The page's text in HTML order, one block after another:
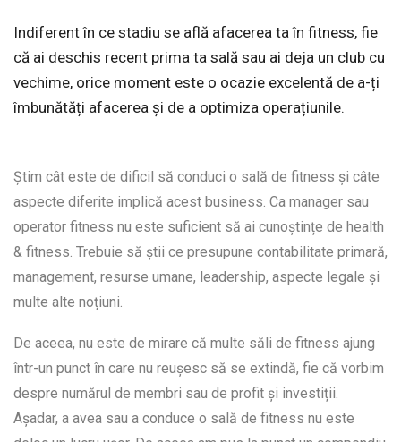
Indiferent în ce stadiu se află afacerea ta în fitness, fie
că ai deschis recent prima ta sală sau ai deja un club cu
vechime, orice moment este o ocazie excelentă de a-ți
îmbunătăți afacerea și de a optimiza operațiunile.
Știm cât este de dificil să conduci o sală de fitness și câte
aspecte diferite implică acest business. Ca manager sau
operator fitness nu este suficient să ai cunoștințe de health
& fitness. Trebuie să știi ce presupune contabilitate primară,
management, resurse umane, leadership, aspecte legale și
multe alte noțiuni.
De aceea, nu este de mirare că multe săli de fitness ajung
într-un punct în care nu reușesc să se extindă, fie că vorbim
despre numărul de membri sau de profit și investiții.
Așadar, a avea sau a conduce o sală de fitness nu este